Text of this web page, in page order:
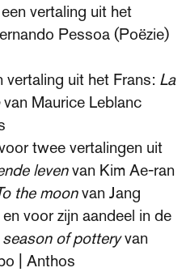
vertaling uit het
Pessoa (Poëzie)
vertaling uit het Frans: La
van Maurice Leblanc
twee vertalingen uit
levenvan Kim Ae-ran
the moonvan Jang
voor zijn aandeel in de
season of potteryvan
| Anthos